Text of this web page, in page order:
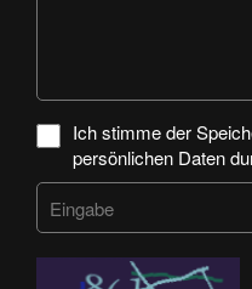
Ich stimme der
persönlichen Daten